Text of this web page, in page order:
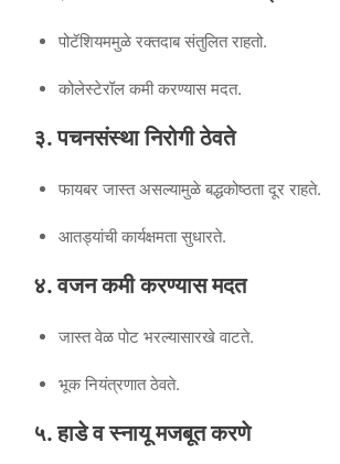
पोटॅशियममुळे रक्तदाब संतुलित राहतो.
कोलेस्टेरॉल कमी करण्यास मदत.
३. पचनसंस्था निरोगी ठेवते
फायबर जास्त असल्यामुळे बद्धकोष्ठता दूर राहते.
आतड्यांची कार्यक्षमता सुधारते.
४. वजन कमी करण्यास मदत
जास्त वेळ पोट भरल्यासारखे वाटते.
भूक नियंत्रणात ठेवते.
५. हाडे व स्नायू मजबूत करणे